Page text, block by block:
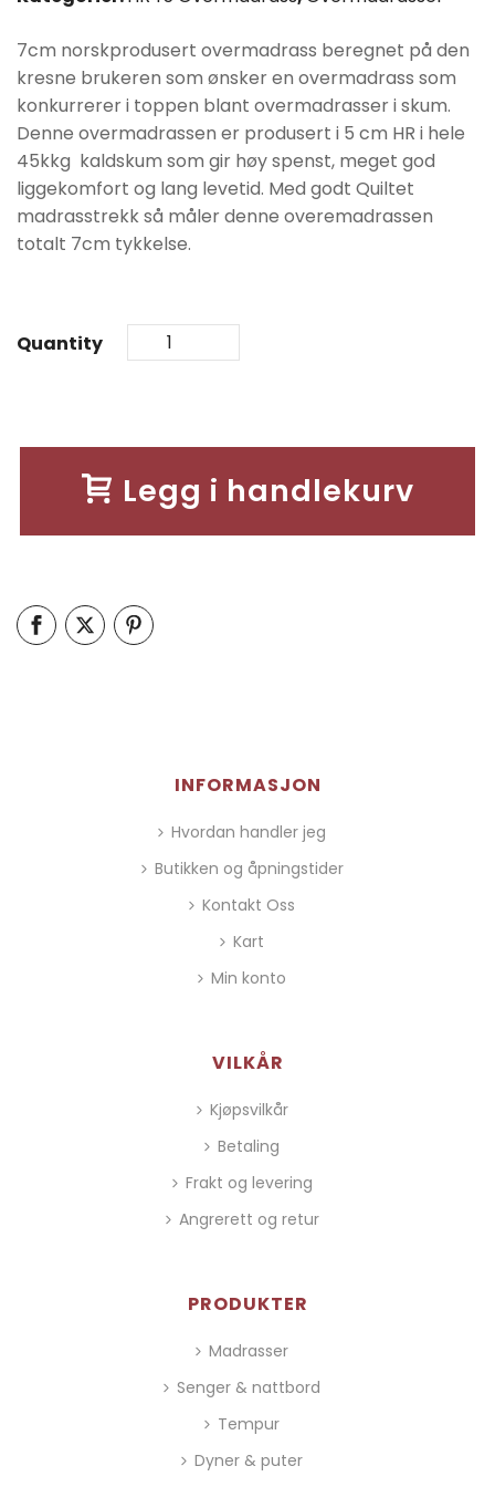
kr8790.kr7030.
7cm norskprodusert overmadrass beregnet på den
kresne brukeren som ønsker en overmadrass som
konkurrerer i toppen blant overmadrasser i skum.
Denne overmadrassen er produsert i 5 cm HR i hele
45kkg kaldskum som gir høy spenst, meget god
liggekomfort og lang levetid. Med godt Quiltet
madrasstrekk så måler denne overemadrassen
totalt 7cm tykkelse.
Quantity
Legg i handlekurv
INFORMASJON
Hvordan handler jeg
Butikken og åpningstider
Kontakt Oss
Kart
Min konto
VILKÅR
Kjøpsvilkår
Betaling
Frakt og levering
Angrerett og retur
PRODUKTER
Madrasser
Senger & nattbord
Tempur
Dyner & puter